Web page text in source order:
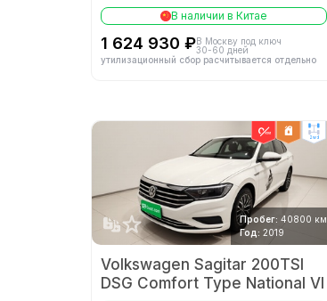
В наличии в Китае
1 624 930 ₽В Москву под ключ
30-60 дней
утилизационный сбор расчитывается отдельно
2wd
Пробег: 40800 км
Год: 2019
Volkswagen Sagitar 200TSI
DSG Comfort Type National VI